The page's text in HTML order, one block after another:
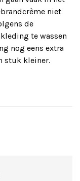
niet
de
te wassen
nog eens extra
stuk kleiner.